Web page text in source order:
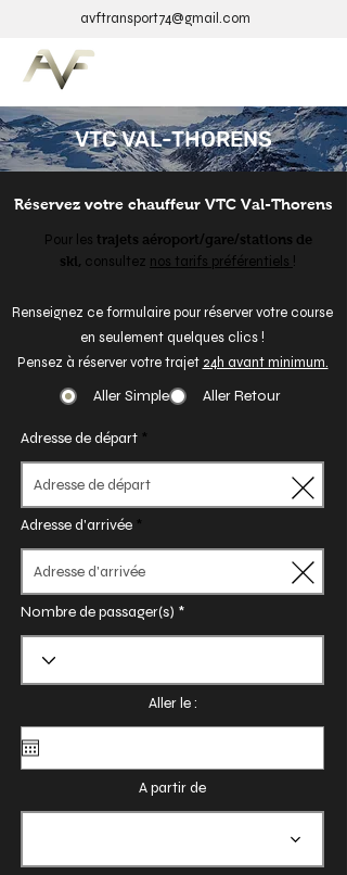
avftransport74@gmail.com
VTC VAL-THORENS
Aller Simple Aller Retour
Réservez votre chauffeur VTC Val-Thorens
Pour les trajets aéroport/gare/stations de
ski, consultez nos tarifs préférentiels !
Renseignez ce formulaire pour réserver votre course
en seulement quelques clics !
Pensez à réserver votre trajet 24h avant minimum.
Adresse de départ
Adresse d'arrivée
Nombre de passager(s)
Aller le :
A partir de